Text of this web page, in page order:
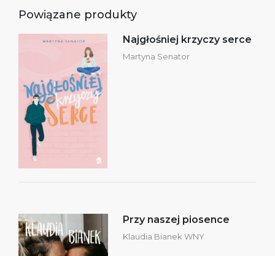
Powiązane produkty
Najgłośniej krzyczy serce
Martyna Senator
Przy naszej piosence
Klaudia Bianek WNY